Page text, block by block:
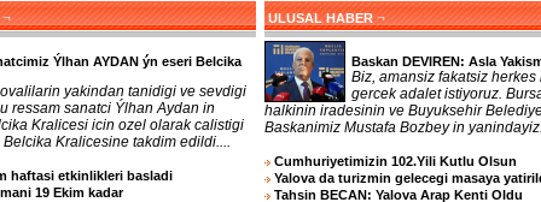
¬
Ýlhan AYDAN ýn eseri Belcika
yakindan tanidigi ve sevdigi
ressam sanatci Ýlhan Aydan in
Kralicesi icin ozel olarak calistigi
Kralicesine takdim edildi....
haftasi etkinlikleri basladi
19 Ekim kadar
ULUSAL HABER ¬
Baskan DEVIREN: Asla
Biz, amansiz fakatsiz herkes
gercek adalet istiyoruz.
halkinin iradesinin ve Buyuksehir
Baskanimiz Mustafa Bozbey in
Cumhuriyetimizin 102.Yili Kutlu Olsun
Yalova da turizmin gelecegi masaya
Tahsin BECAN: Yalova Arap Kenti Oldu